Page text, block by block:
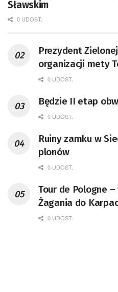
Sławskim
0 UDOST.
Prezydent
organizacji mety
0 UDOST.
Będzie II etap
0 UDOST.
Ruiny zamku w
plonów
0 UDOST.
Tour de Pologne
Żagania do
0 UDOST.